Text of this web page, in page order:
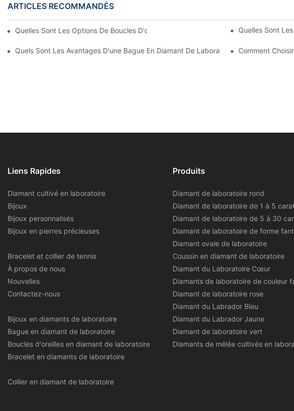
ARTICLES RECOMMANDÉS
Quelles Sont Les Options De Boucles D'oreilles En Diamant Cultivé En Laboratoire ?
Quelles Sont
Quels Sont Les Avantages D'une Bague En Diamant De Laboratoire De 1 Carat ?
Comment
Liens Rapides
Diamant cultivé en laboratoire
Bijoux
Bijoux personnalisés
Bijoux en pierres précieuses
Bracelet et collier de tennis
À propos de nous
Nouvelles
Contactez-nous
Bijoux en diamants de laboratoire
Bague en diamant de laboratoire
Boucles d'oreilles en diamant de laboratoire
Bracelet en diamants de laboratoire
Collier en diamant de laboratoire
Produits
Diamant de laboratoire rond
Diamant de laboratoire de 1 à 5
Diamant de laboratoire de 5 à 30
Diamant de laboratoire de forme
Diamant ovale de laboratoire
Coussin en diamant de laboratoire
Diamant du Laboratoire Cœur
Diamants de laboratoire de couleur
Diamant de laboratoire rose
Diamant du Labrador Bleu
Diamant du Labrador Jaune
Diamant de laboratoire vert
Diamants de mêlée cultivés en